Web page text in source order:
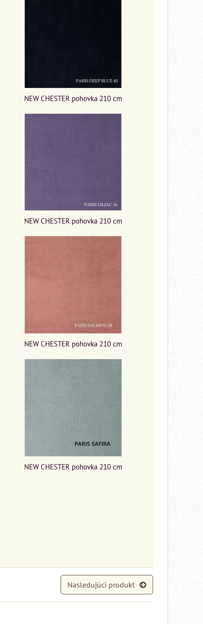
NEW CHESTER pohovka 210 cm
NEW CHESTER pohovka 210 cm
NEW CHESTER pohovka 210 cm
NEW CHESTER pohovka 210 cm
Nasledujúci produkt